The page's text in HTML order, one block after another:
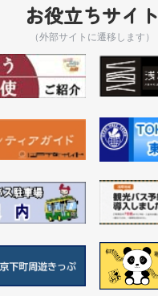
お役立ちサイト
（外部サイトに遷移します）